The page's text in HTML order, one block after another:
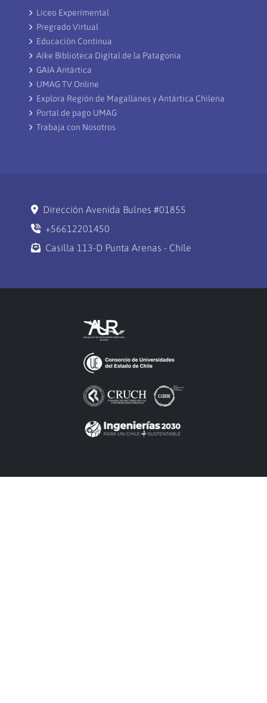
Liceo Experimental
Pregrado Virtual
Educación Continua
Aike Biblioteca Digital de la Patagonia
GAIA Antártica
UMAG TV Online
Explora Región de Magallanes y Antártica Chilena
Portal de pago UMAG
Trabaja con Nosotros
Dirección Avenida Bulnes #01855
+56612201450
Casilla 113-D Punta Arenas - Chile